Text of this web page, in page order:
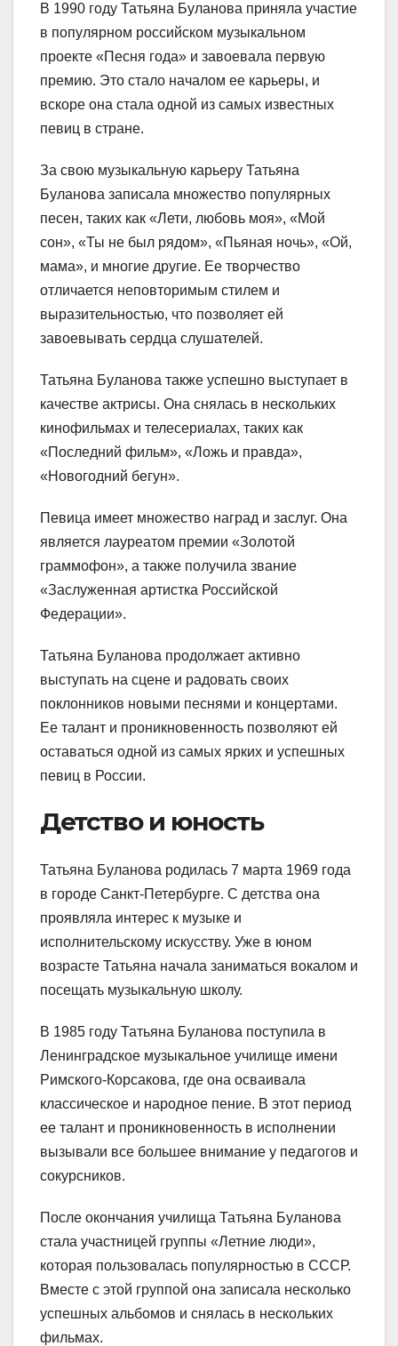
В 1990 году Татьяна Буланова приняла участие
в популярном российском музыкальном
проекте «Песня года» и завоевала первую
премию. Это стало началом ее карьеры, и
вскоре она стала одной из самых известных
певиц в стране.
За свою музыкальную карьеру Татьяна
Буланова записала множество популярных
песен, таких как «Лети, любовь моя», «Мой
сон», «Ты не был рядом», «Пьяная ночь», «Ой,
мама», и многие другие. Ее творчество
отличается неповторимым стилем и
выразительностью, что позволяет ей
завоевывать сердца слушателей.
Татьяна Буланова также успешно выступает в
качестве актрисы. Она снялась в нескольких
кинофильмах и телесериалах, таких как
«Последний фильм», «Ложь и правда»,
«Новогодний бегун».
Певица имеет множество наград и заслуг. Она
является лауреатом премии «Золотой
граммофон», а также получила звание
«Заслуженная артистка Российской
Федерации».
Татьяна Буланова продолжает активно
выступать на сцене и радовать своих
поклонников новыми песнями и концертами.
Ее талант и проникновенность позволяют ей
оставаться одной из самых ярких и успешных
певиц в России.
Детство и юность
Татьяна Буланова родилась 7 марта 1969 года
в городе Санкт-Петербурге. С детства она
проявляла интерес к музыке и
исполнительскому искусству. Уже в юном
возрасте Татьяна начала заниматься вокалом и
посещать музыкальную школу.
В 1985 году Татьяна Буланова поступила в
Ленинградское музыкальное училище имени
Римского-Корсакова, где она осваивала
классическое и народное пение. В этот период
ее талант и проникновенность в исполнении
вызывали все большее внимание у педагогов и
сокурсников.
После окончания училища Татьяна Буланова
стала участницей группы «Летние люди»,
которая пользовалась популярностью в СССР.
Вместе с этой группой она записала несколько
успешных альбомов и снялась в нескольких
фильмах.